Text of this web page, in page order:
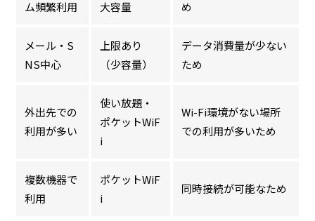
ム頻繁利用 大容量 め
メール・S
NS中心
上限あり
（少容量）
データ消費量が少ない
ため
外出先での
利用が多い
使い放題・
ポケットWiF
i
Wi-Fi環境がない場所
での利用が多いため
複数機器で
利用
ポケットWiF
i
同時接続が可能なため